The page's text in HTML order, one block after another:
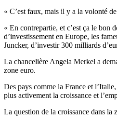
« C’est faux, mais il y a la volonté
« En contrepartie, et c’est ça le bon
d’investissement en Europe, les
Juncker, d’investir 300 milliards
La chancelière Angela Merkel a
zone euro.
Des pays comme la France et
plus activement la croissance et
La question de la croissance dans la